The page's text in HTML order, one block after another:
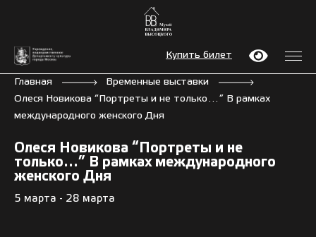
Купить билет
Главная
Временные выставки
Олеся Новикова “Портреты и не только…” В рамках
международного женского Дня
Олеся Новикова “Портреты и не
только…” В рамках международного
женского Дня
5 марта - 28 марта